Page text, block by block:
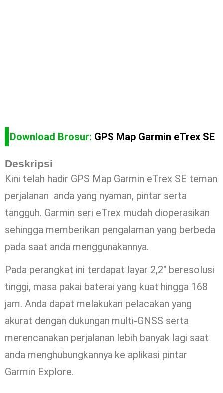
Download Brosur: GPS Map Garmin eTrex SE
Deskripsi
Kini telah hadir GPS Map Garmin eTrex SE teman
perjalanan anda yang nyaman, pintar serta
tangguh. Garmin seri eTrex mudah dioperasikan
sehingga memberikan pengalaman yang berbeda
pada saat anda menggunakannya.
Pada perangkat ini terdapat layar 2,2″ beresolusi
tinggi, masa pakai baterai yang kuat hingga 168
jam. Anda dapat melakukan pelacakan yang
akurat dengan dukungan multi-GNSS serta
merencanakan perjalanan lebih banyak lagi saat
anda menghubungkannya ke aplikasi pintar
Garmin Explore.